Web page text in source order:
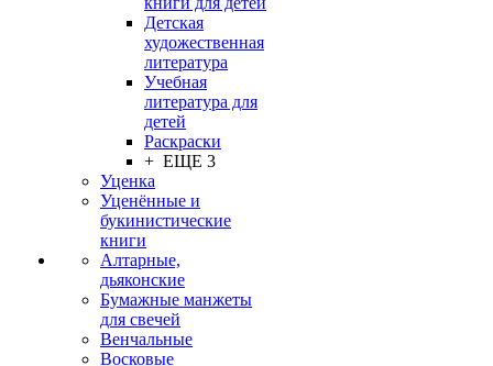
Детская
художественная
литература
Учебная
литература для
детей
Раскраски
+ ЕЩЕ 3
Уценка
Уценённые и
букинистические
книги
Алтарные,
дьяконские
Бумажные манжеты
для свечей
Венчальные
Восковые